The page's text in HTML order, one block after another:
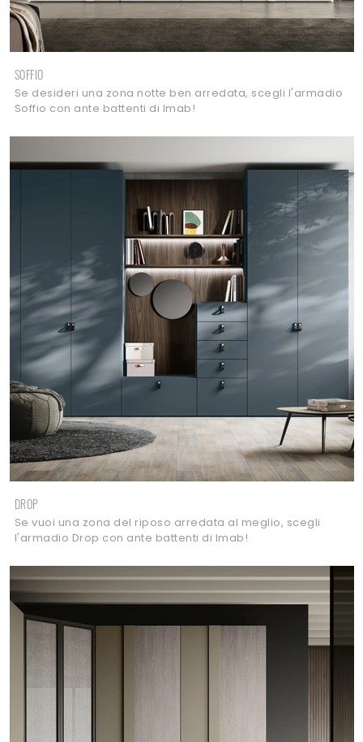
SOFFIO
Se desideri una zona notte ben arredata, scegli l'armadio
Soffio con ante battenti di Imab!
DROP
Se vuoi una zona del riposo arredata al meglio, scegli
l'armadio Drop con ante battenti di Imab!